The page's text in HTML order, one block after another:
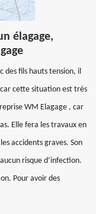
élagage,
des fils hauts tension, il
cette situation est très
WM Elagage , car
Elle fera les travaux en
accidents graves. Son
risque d’infection.
Pour avoir des